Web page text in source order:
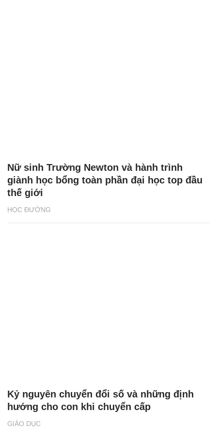
HỌC ĐƯỜNG
Nữ sinh Trường Newton và hành trình
giành học bổng toàn phần đại học top đầu
thế giới
GIÁO DỤC
Kỷ nguyên chuyển đổi số và những định
hướng cho con khi chuyển cấp